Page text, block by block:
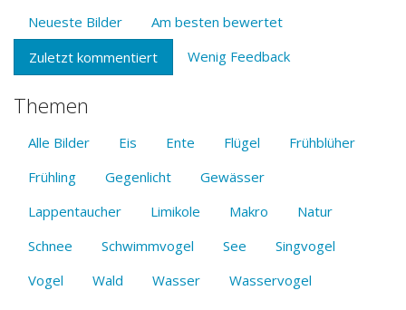
Neueste Bilder
Am besten bewertet
Zuletzt kommentiert
Wenig Feedback
Themen
Alle Bilder Eis Ente Flügel
Frühblüher
Frühling
Gegenlicht
Gewässer
Lappentaucher
Limikole Makro
Natur
Schnee
Schwimmvogel See
Singvogel
Vogel
Wald Wasser
Wasservogel